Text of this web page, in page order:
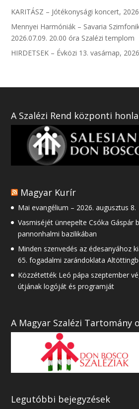
KARITÁSZ – Jótékonysági koncert,
Mennyei Harmóniák – Savaria
2026.07.09. 20.00 óra Szalézi templom
HIRDETSEK – Évközi 13. vasárnap,
A Szalézi Rend központi
Magyar Kurír
Mai evangélium – 2026. augusztus 8.
Vasmiséjét ünnepelte Csóka Gáspár
pannonhalmi bazilikában
Minden szenvedés az édesanyához
65. fogadalmi zarándoklata
Közzétették Leó pápa szeptember
útjának logóját és programját
A Magyar Szalézi Tartomány
Legutóbbi bejegyzések